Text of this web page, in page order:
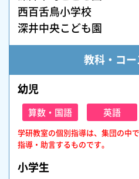
西百舌鳥小学校
深井中央こども園
教科・コ
幼児
算数・国語 英語
学研教室の個別指導は、集団の中
指導・助言するものです。
小学生